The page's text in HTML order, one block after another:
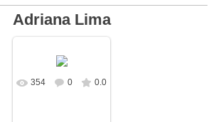
Adriana Lima
В реальном
354 0 0.0